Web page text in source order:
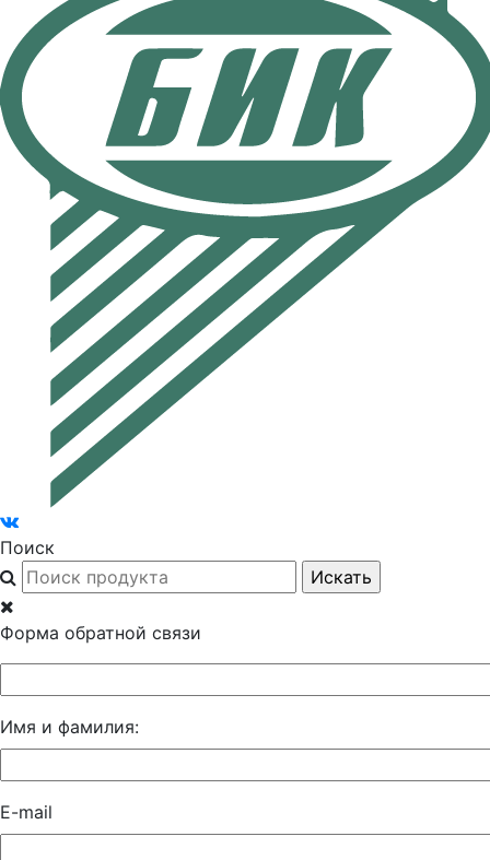
Поиск
Форма обратной связи
Имя и фамилия:
E-mail